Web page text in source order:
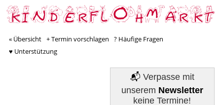
« Übersicht + Termin vorschlagen
? Häufige Fragen
♥ Unterstützung
📬 Verpasse mit
unserem Newsletter
keine Termine!